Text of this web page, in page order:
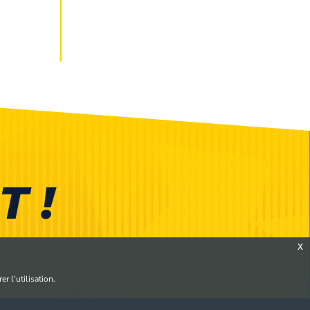
!
l'utilisation.
x